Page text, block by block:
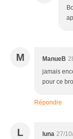
M ManueB
jamais
pour ce
Répondre
L luna 27/